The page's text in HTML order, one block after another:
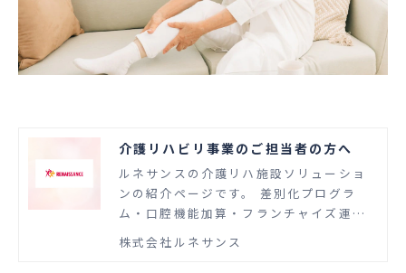
介護リハビリ事業のご担当者の方へ
ルネサンスの介護リハ施設ソリューショ
ンの紹介ページです。 差別化プログラ
ム・口腔機能加算・フランチャイズ運営
など運営のノウハウを紹介いたします。
株式会社ルネサンス